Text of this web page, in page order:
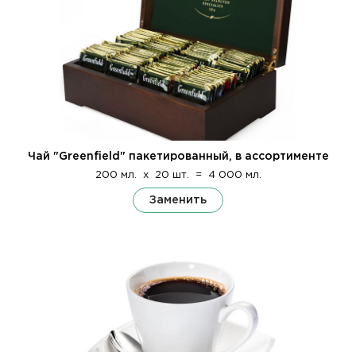
Чай "Greenfield" пакетированный, в ассортименте
200 мл. x 20 шт. = 4 000 мл.
Заменить